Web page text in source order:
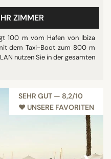
ZIMMER
100 m vom Hafen von Ibiza
dem Taxi-Boot zum 800 m
nutzen Sie in der gesamten
SEHR GUT — 8,2/10
♥︎ UNSERE FAVORITEN